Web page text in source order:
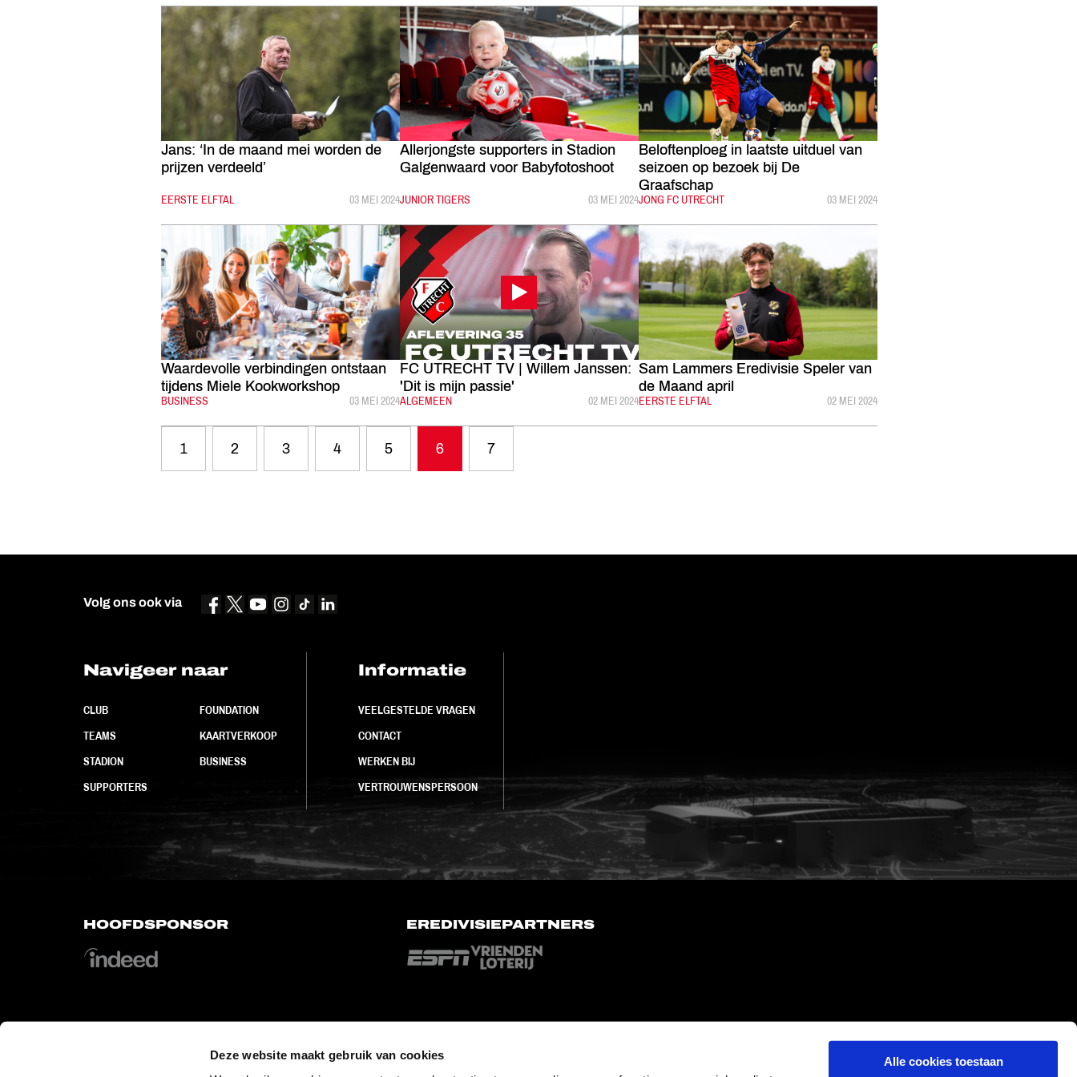
Deze website maakt gebruik van cookies
Alle cookies toestaan
Jans: ‘In de maand mei worden de
prijzen verdeeld’
CATEGORIE:
EERSTE ELFTAL GEPUBLICEERD:
03 MEI 2024
Allerjongste supporters in Stadion
Galgenwaard voor Babyfotoshoot
CATEGORIE:
JUNIOR TIGERS GEPUBLICEERD:
03 MEI 2024
Beloftenploeg in laatste uitduel van
seizoen op bezoek bij De
Graafschap
CATEGORIE:
JONG FC UTRECHT GEPUBLICEERD:
03 MEI 2024
Waardevolle verbindingen ontstaan
tijdens Miele Kookworkshop
CATEGORIE:
BUSINESS GEPUBLICEERD:
03 MEI 2024
FC UTRECHT TV | Willem Janssen:
'Dit is mijn passie'
CATEGORIE:
ALGEMEEN GEPUBLICEERD:
02 MEI 2024
Sam Lammers Eredivisie Speler van
de Maand april
CATEGORIE:
EERSTE ELFTAL GEPUBLICEERD:
02 MEI 2024
1 2 3 4 5 6 7
Volg ons ook via
Navigeer naar
CLUB
TEAMS
STADION
SUPPORTERS
FOUNDATION
KAARTVERKOOP
BUSINESS
Informatie
VEELGESTELDE VRAGEN
CONTACT
WERKEN BIJ
VERTROUWENSPERSOON
HOOFDSPONSOR EREDIVISIEPARTNERS
OFFICIAL PARTNERS